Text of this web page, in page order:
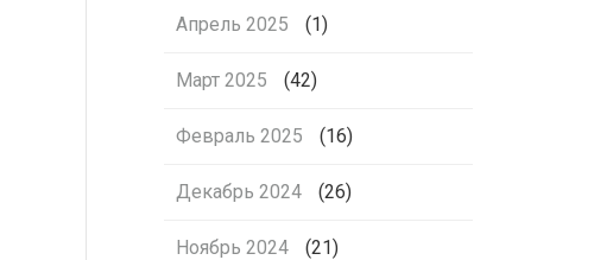
Апрель 2025 (1)
Март 2025 (42)
Февраль 2025 (16)
Декабрь 2024 (26)
Ноябрь 2024 (21)